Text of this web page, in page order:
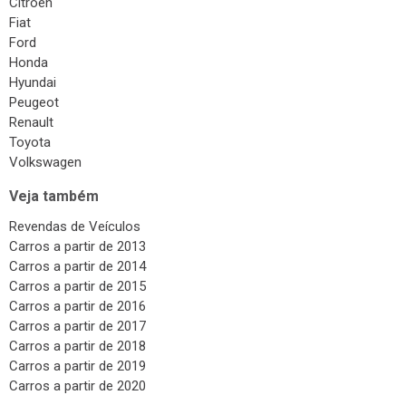
Fiat
Ford
Honda
Hyundai
Peugeot
Renault
Toyota
Volkswagen
Veja também
Revendas de Veículos
Carros a partir de 2013
Carros a partir de 2014
Carros a partir de 2015
Carros a partir de 2016
Carros a partir de 2017
Carros a partir de 2018
Carros a partir de 2019
Carros a partir de 2020